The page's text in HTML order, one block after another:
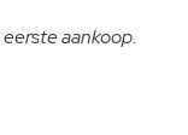
aankoop.